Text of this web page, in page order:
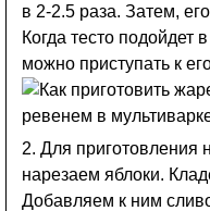
в 2-2.5 раза. Затем,
Когда тесто подойдет
можно приступать к
2. Для приготовления
нарезаем яблоки.
Добавляем к ним